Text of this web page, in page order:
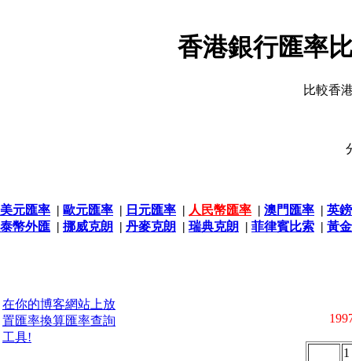
香港銀行匯率
比較香
美元匯率 | 歐元匯率 | 日元匯率 | 人民幣匯率 | 澳門匯率 | 英
泰幣外匯 | 挪威克朗 | 丹麥克朗 | 瑞典克朗 | 菲律賓比索 | 黃
在你的博客網站上放
置匯率換算匯率查詢
工具!
1